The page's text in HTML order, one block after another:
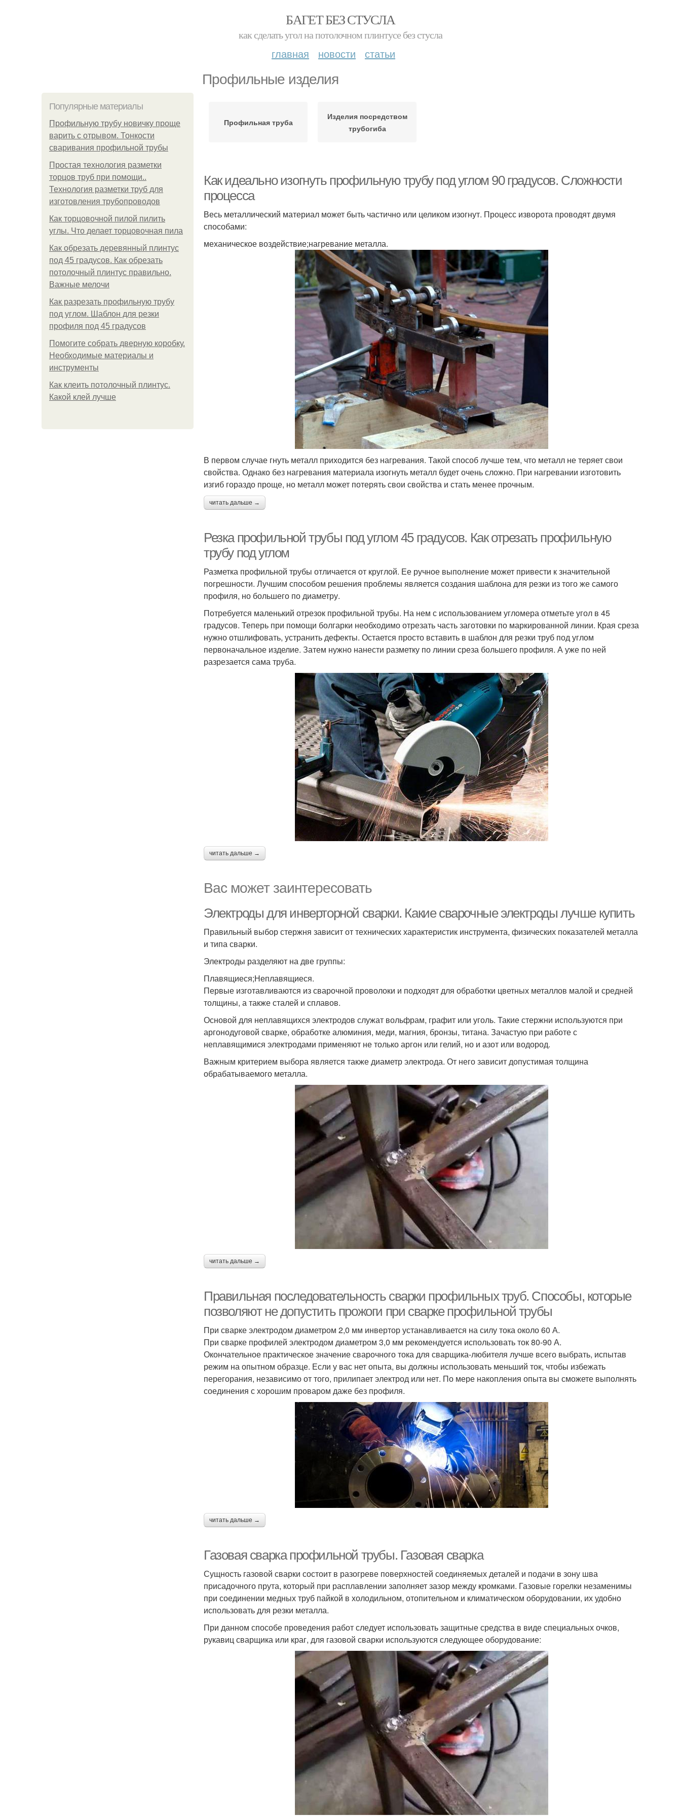
БАГЕТ БЕЗ СТУСЛА
как сделать угол на потолочном плинтусе без стусла
главная новости статьи
Профильные изделия
Популярные материалы
Профильную трубу новичку проще
варить с отрывом. Тонкости
сваривания профильной трубы
Простая технология разметки
торцов труб при помощи..
Технология разметки труб для
изготовления трубопроводов
Как торцовочной пилой пилить
углы. Что делает торцовочная пила
Как обрезать деревянный плинтус
под 45 градусов. Как обрезать
потолочный плинтус правильно.
Важные мелочи
Как разрезать профильную трубу
под углом. Шаблон для резки
профиля под 45 градусов
Помогите собрать дверную коробку.
Необходимые материалы и
инструменты
Как клеить потолочный плинтус.
Какой клей лучше
Профильная труба
Изделия посредством
трубогиба
Как идеально изогнуть профильную трубу под углом 90 градусов. Сложности
процесса
Весь металлический материал может быть частично или целиком изогнут. Процесс изворота проводят двумя
способами:
механическое воздействие;нагревание металла.
В первом случае гнуть металл приходится без нагревания. Такой способ лучше тем, что металл не теряет свои
свойства. Однако без нагревания материала изогнуть металл будет очень сложно. При нагревании изготовить
изгиб гораздо проще, но металл может потерять свои свойства и стать менее прочным.
читать дальше →
Резка профильной трубы под углом 45 градусов. Как отрезать профильную
трубу под углом
Разметка профильной трубы отличается от круглой. Ее ручное выполнение может привести к значительной
погрешности. Лучшим способом решения проблемы является создания шаблона для резки из того же самого
профиля, но большего по диаметру.
Потребуется маленький отрезок профильной трубы. На нем с использованием угломера отметьте угол в 45
градусов. Теперь при помощи болгарки необходимо отрезать часть заготовки по маркированной линии. Края среза
нужно отшлифовать, устранить дефекты. Остается просто вставить в шаблон для резки труб под углом
первоначальное изделие. Затем нужно нанести разметку по линии среза большего профиля. А уже по ней
разрезается сама труба.
читать дальше →
Вас может заинтересовать
Электроды для инверторной сварки. Какие сварочные электроды лучше купить
Правильный выбор стержня зависит от технических характеристик инструмента, физических показателей металла
и типа сварки.
Электроды разделяют на две группы:
Плавящиеся;Неплавящиеся.
Первые изготавливаются из сварочной проволоки и подходят для обработки цветных металлов малой и средней
толщины, а также сталей и сплавов.
Основой для неплавящихся электродов служат вольфрам, графит или уголь. Такие стержни используются при
аргонодуговой сварке, обработке алюминия, меди, магния, бронзы, титана. Зачастую при работе с
неплавящимися электродами применяют не только аргон или гелий, но и азот или водород.
Важным критерием выбора является также диаметр электрода. От него зависит допустимая толщина
обрабатываемого металла.
читать дальше →
Правильная последовательность сварки профильных труб. Способы, которые
позволяют не допустить прожоги при сварке профильной трубы
При сварке электродом диаметром 2,0 мм инвертор устанавливается на силу тока около 60 А.
При сварке профилей электродом диаметром 3,0 мм рекомендуется использовать ток 80-90 А.
Окончательное практическое значение сварочного тока для сварщика-любителя лучше всего выбрать, испытав
режим на опытном образце. Если у вас нет опыта, вы должны использовать меньший ток, чтобы избежать
перегорания, независимо от того, прилипает электрод или нет. По мере накопления опыта вы сможете выполнять
соединения с хорошим проваром даже без профиля.
читать дальше →
Газовая сварка профильной трубы. Газовая сварка
Сущность газовой сварки состоит в разогреве поверхностей соединяемых деталей и подачи в зону шва
присадочного прута, который при расплавлении заполняет зазор между кромками. Газовые горелки незаменимы
при соединении медных труб пайкой в холодильном, отопительном и климатическом оборудовании, их удобно
использовать для резки металла.
При данном способе проведения работ следует использовать защитные средства в виде специальных очков,
рукавиц сварщика или краг, для газовой сварки используются следующее оборудование: